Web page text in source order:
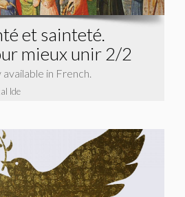
et sainteté.
mieux unir 2/2
in French.
Ide